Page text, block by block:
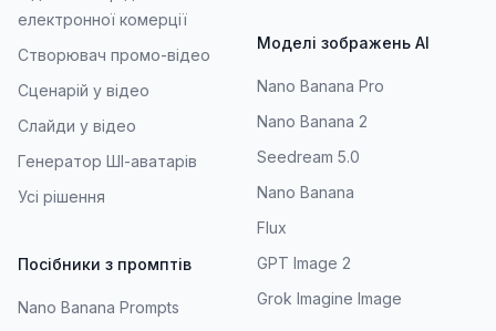
електронної комерції
Створювач промо-відео
Сценарій у відео
Слайди у відео
Генератор ШІ-аватарів
Усі рішення
Посібники з промптів
Nano Banana Prompts
Моделі зображень AI
Nano Banana Pro
Nano Banana 2
Seedream 5.0
Nano Banana
Flux
GPT Image 2
Grok Imagine Image